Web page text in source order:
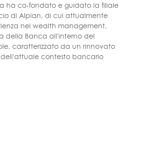
ha co-fondato e guidato la filiale
di Alpian, di cui attualmente
nel wealth management,
della Banca all'interno del
caratterizzato da un rinnovato
contesto bancario